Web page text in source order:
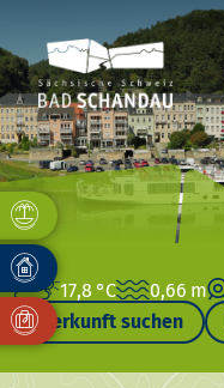
17,8 °C 0,66 m
Unterkunft suchen